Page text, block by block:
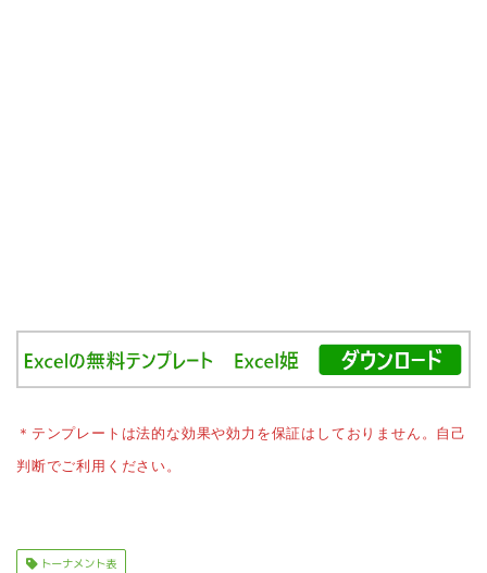
＊テンプレートは法的な効果や効力を保証はしておりません。自己
判断でご利用ください。
トーナメント表